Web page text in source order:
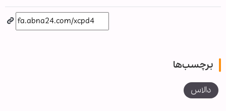
برچسب‌ها
دالاس